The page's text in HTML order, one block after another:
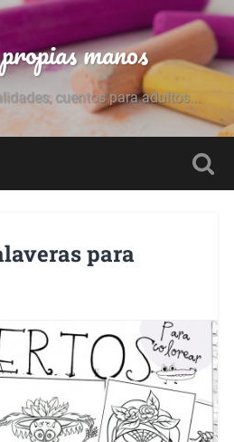
manos
cuentos para adultos...
para